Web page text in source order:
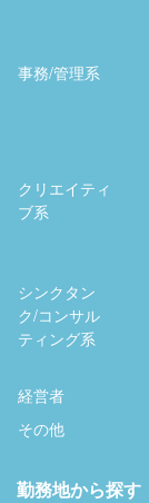
事務/管理系
クリエイティ
ブ系
シンクタン
ク/コンサル
ティング系
経営者
その他
勤務地から探す